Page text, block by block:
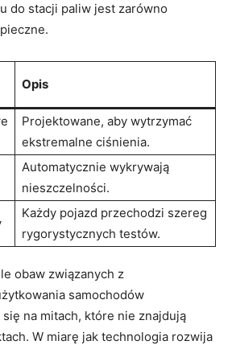
do stacji paliw jest zarówno
Opis
Projektowane, ​aby​ wytrzymać
ekstremalne ciśnienia.
Automatycznie wykrywają
nieszczelności.
Każdy pojazd przechodzi szereg
rygorystycznych testów.
obaw związanych z
samochodów
na mitach, które ‌nie znajdują
W miarę jak technologia ‌rozwija